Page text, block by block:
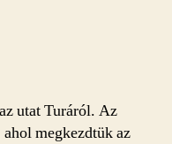
utat Turáról. Az
megkezdtük az